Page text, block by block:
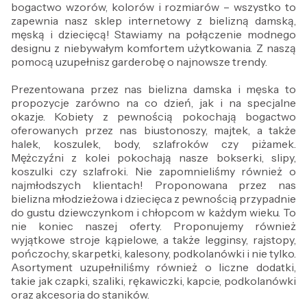
bogactwo wzorów, kolorów i rozmiarów – wszystko to
zapewnia nasz sklep internetowy z bielizną damską,
męską i dziecięcą! Stawiamy na połączenie modnego
designu z niebywałym komfortem użytkowania. Z naszą
pomocą uzupełnisz garderobę o najnowsze trendy.
Prezentowana przez nas bielizna damska i męska to
propozycje zarówno na co dzień, jak i na specjalne
okazje. Kobiety z pewnością pokochają bogactwo
oferowanych przez nas biustonoszy, majtek, a także
halek, koszulek, body, szlafroków czy piżamek.
Mężczyźni z kolei pokochają nasze bokserki, slipy,
koszulki czy szlafroki. Nie zapomnieliśmy również o
najmłodszych klientach! Proponowana przez nas
bielizna młodzieżowa i dziecięca z pewnością przypadnie
do gustu dziewczynkom i chłopcom w każdym wieku. To
nie koniec naszej oferty. Proponujemy również
wyjątkowe stroje kąpielowe, a także legginsy, rajstopy,
pończochy, skarpetki, kalesony, podkolanówki i nie tylko.
Asortyment uzupełniliśmy również o liczne dodatki,
takie jak czapki, szaliki, rękawiczki, kapcie, podkolanówki
oraz akcesoria do staników.